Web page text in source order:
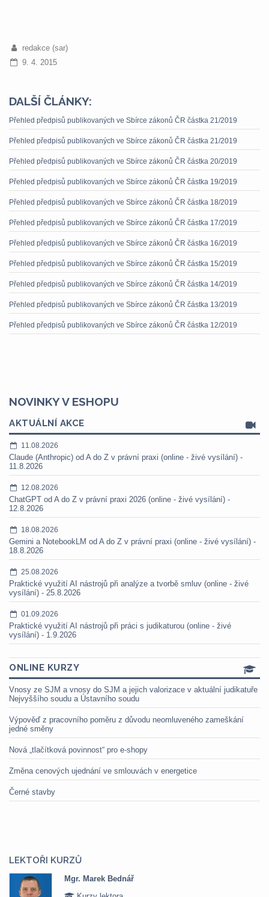
redakce (sar)
9. 4. 2015
DALŠÍ ČLÁNKY:
Přehled předpisů publikovaných ve Sbírce zákonů ČR částka 21/2019
Přehled předpisů publikovaných ve Sbírce zákonů ČR částka 21/2019
Přehled předpisů publikovaných ve Sbírce zákonů ČR částka 20/2019
Přehled předpisů publikovaných ve Sbírce zákonů ČR částka 19/2019
Přehled předpisů publikovaných ve Sbírce zákonů ČR částka 18/2019
Přehled předpisů publikovaných ve Sbírce zákonů ČR částka 17/2019
Přehled předpisů publikovaných ve Sbírce zákonů ČR částka 16/2019
Přehled předpisů publikovaných ve Sbírce zákonů ČR částka 15/2019
Přehled předpisů publikovaných ve Sbírce zákonů ČR částka 14/2019
Přehled předpisů publikovaných ve Sbírce zákonů ČR částka 13/2019
Přehled předpisů publikovaných ve Sbírce zákonů ČR částka 12/2019
NOVINKY V ESHOPU
AKTUÁLNÍ AKCE
11.08.2026
Claude (Anthropic) od A do Z v právní praxi (online - živé vysílání) -
11.8.2026
12.08.2026
ChatGPT od A do Z v právní praxi 2026 (online - živé vysílání) -
12.8.2026
18.08.2026
Gemini a NotebookLM od A do Z v právní praxi (online - živé vysílání) -
18.8.2026
25.08.2026
Praktické využití AI nástrojů při analýze a tvorbě smluv (online - živé
vysílání) - 25.8.2026
01.09.2026
Praktické využití AI nástrojů při práci s judikaturou (online - živé
vysílání) - 1.9.2026
ONLINE KURZY
Vnosy ze SJM a vnosy do SJM a jejich valorizace v aktuální judikatuře
Nejvyššího soudu a Ústavního soudu
Výpověď z pracovního poměru z důvodu neomluveného zameškání
jedné směny
Nová „tlačítková povinnost“ pro e-shopy
Změna cenových ujednání ve smlouvách v energetice
Černé stavby
LEKTOŘI KURZŮ
Mgr. Marek Bednář